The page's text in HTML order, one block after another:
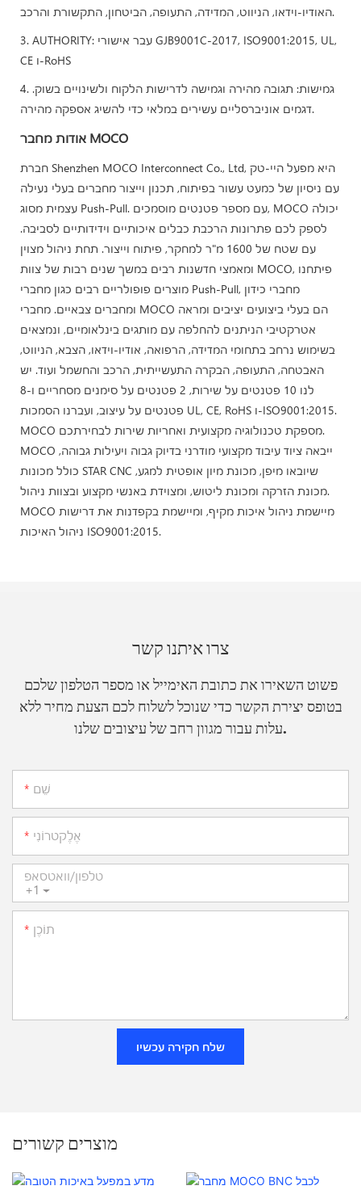
האודיו-וידאו, הניווט, המדידה, התעופה, הביטחון, התקשורת והרכב.
3. AUTHORITY: עבר אישורי GJB9001C-2017, ISO9001:2015, UL,
CE ו-RoHS
4. גמישות: תגובה מהירה וגמישה לדרישות הלקוח ולשינויים בשוק.
דגמים אוניברסליים עשירים במלאי כדי להשיג אספקה ​​מהירה.
אודות מחבר MOCO
חברת Shenzhen MOCO Interconnect Co., Ltd, היא מפעל היי-טק
עם ניסיון של כמעט עשור בפיתוח, תכנון וייצור מחברים בעלי נעילה
עצמית מסוג Push-Pull. עם מספר פטנטים מוסמכים, MOCO יכולה
לספק לכם פתרונות הרכבת כבלים איכותיים וידידותיים לסביבה.
עם שטח של 1600 מ"ר למחקר, פיתוח וייצור. תחת ניהול מצוין
ומאמצי חדשנות רבים במשך שנים רבות של צוות MOCO, פיתחנו
מוצרים פופולריים רבים כגון מחברי Push-Pull, מחברי כידון
ומחברים צבאיים. מחברי MOCO הם בעלי ביצועים יציבים ומראה
אטרקטיבי הניתנים להחלפה עם מותגים בינלאומיים, ונמצאים
בשימוש נרחב בתחומי המדידה, הרפואה, אודיו-וידאו, הצבא, הניווט,
האבטחה, התעופה, הבקרה התעשייתית, הרכב והחשמל ועוד. יש
לנו 10 פטנטים על שירות, 2 פטנטים על סימנים מסחריים ו-8
פטנטים על עיצוב, ועברנו הסמכות UL, CE, RoHS ו-ISO9001:2015.
MOCO מספקת טכנולוגיה מקצועית ואחריות שירות לבחירתכם.
MOCO ייבאה ציוד עיבוד מקצועי מודרני בדיוק גבוה ויעילות גבוהה,
כולל מכונות STAR CNC שיובאו מיפן, מכונת מיון אופטית למגע,
מכונת הזרקה ומכונת ליטוש, ומצוידת באנשי מקצוע ובצוות ניהול.
MOCO מיישמת ניהול איכות מקיף, ומיישמת בקפדנות את דרישות
ניהול האיכות ISO9001:2015.
צרו איתנו קשר
פשוט השאירו את כתובת האימייל או מספר הטלפון שלכם
בטופס יצירת הקשר כדי שנוכל לשלוח לכם הצעת מחיר ללא
עלות עבור מגוון רחב של עיצובים שלנו.
שֵׁם
אֶלֶקטרוֹנִי
+1
טלפון/וואטסאפ
תוֹכֶן
שלח חקירה עכשיו
מוצרים קשורים